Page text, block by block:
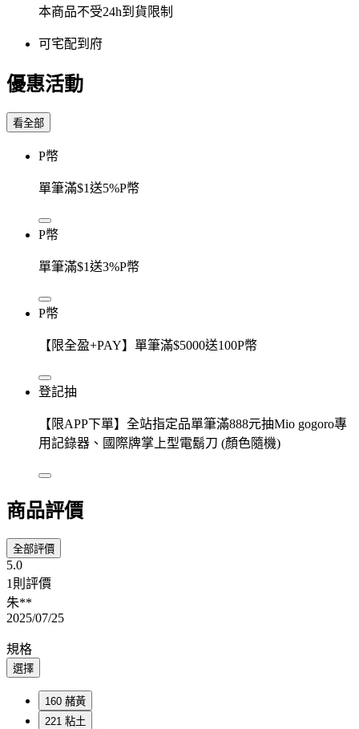
本商品不受24h到貨限制
可宅配到府
優惠活動
看全部
P幣
單筆滿$1送5%P幣
P幣
單筆滿$1送3%P幣
P幣
【限全盈+PAY】單筆滿$5000送100P幣
登記抽
【限APP下單】全站指定品單筆滿888元抽Mio gogoro專
用記錄器、國際牌掌上型電鬍刀 (顏色隨機)
商品評價
全部評價
5.0
1則評價
朱**
2025/07/25
規格
選擇
160 赭黃
221 粘土